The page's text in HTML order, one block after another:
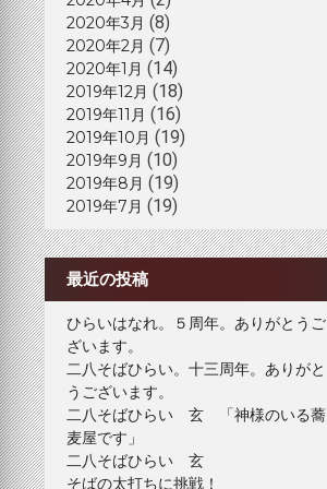
2020年3月 (8)
2020年2月 (7)
2020年1月 (14)
2019年12月 (18)
2019年11月 (16)
2019年10月 (19)
2019年9月 (10)
2019年8月 (19)
2019年7月 (19)
最近の投稿
ひらいはなれ。５周年。ありがとうご
ざいます。
二八そばひらい。十三周年。ありがと
うございます。
二八そばひらい 玄 「神様のいる蕎
麦屋です」
二八そばひらい 玄
そばの太打ちに挑戦！